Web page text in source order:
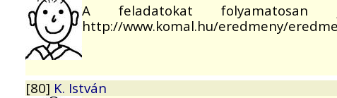
A feladatokat
http://www.komal.hu/eredmeny/
[80] K. István